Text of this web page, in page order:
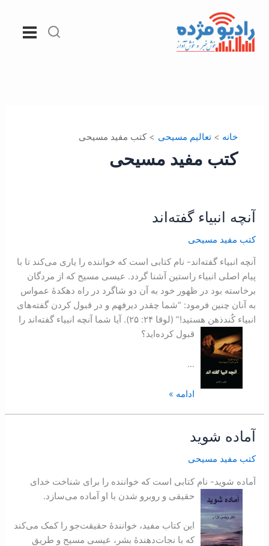
محتوا
خانه تعالیم مسیحی کتب مفید مسیحی
کتب مفید مسیحی
آنچه انبياء گفته‌اند
کتب مفید مسیحی
آنچه انبياء گفته‌اند- نام کتابی است که خواننده را ياری می‌کند تا با
پيام اصلی انبياء راستين آشنا گردد. عيسی مسيح که از مردگان
برخاسته بود در ظهور خود به آن دو شاگرد در راه دهکدۀ عمواس
به آنان چنين فرمود: “شما چقدر ديرفهم و در قبول کردن گفته‌های
انبياء کُندذهن هستيد!” (لوقا ۲۴: ۲۵). آيا شما آنچه انبياء گفته‌اند را
قبول کرده‌ايد؟
…
آنچه
گفته‌اند
ادامه »
آماده شويد
کتب مفید مسیحی
آماده شويد- نام کتابی است که خواننده را برای شناخت خدای
حقيقی و روبرو شدن با او آماده می‌سازد.
اين کتاب مفيد، خوانندۀ حقيقت‌جو را کمک می‌کند
که با نجات‌دهندۀ ‌بشر، عيسی مسيح و طريق
آماده